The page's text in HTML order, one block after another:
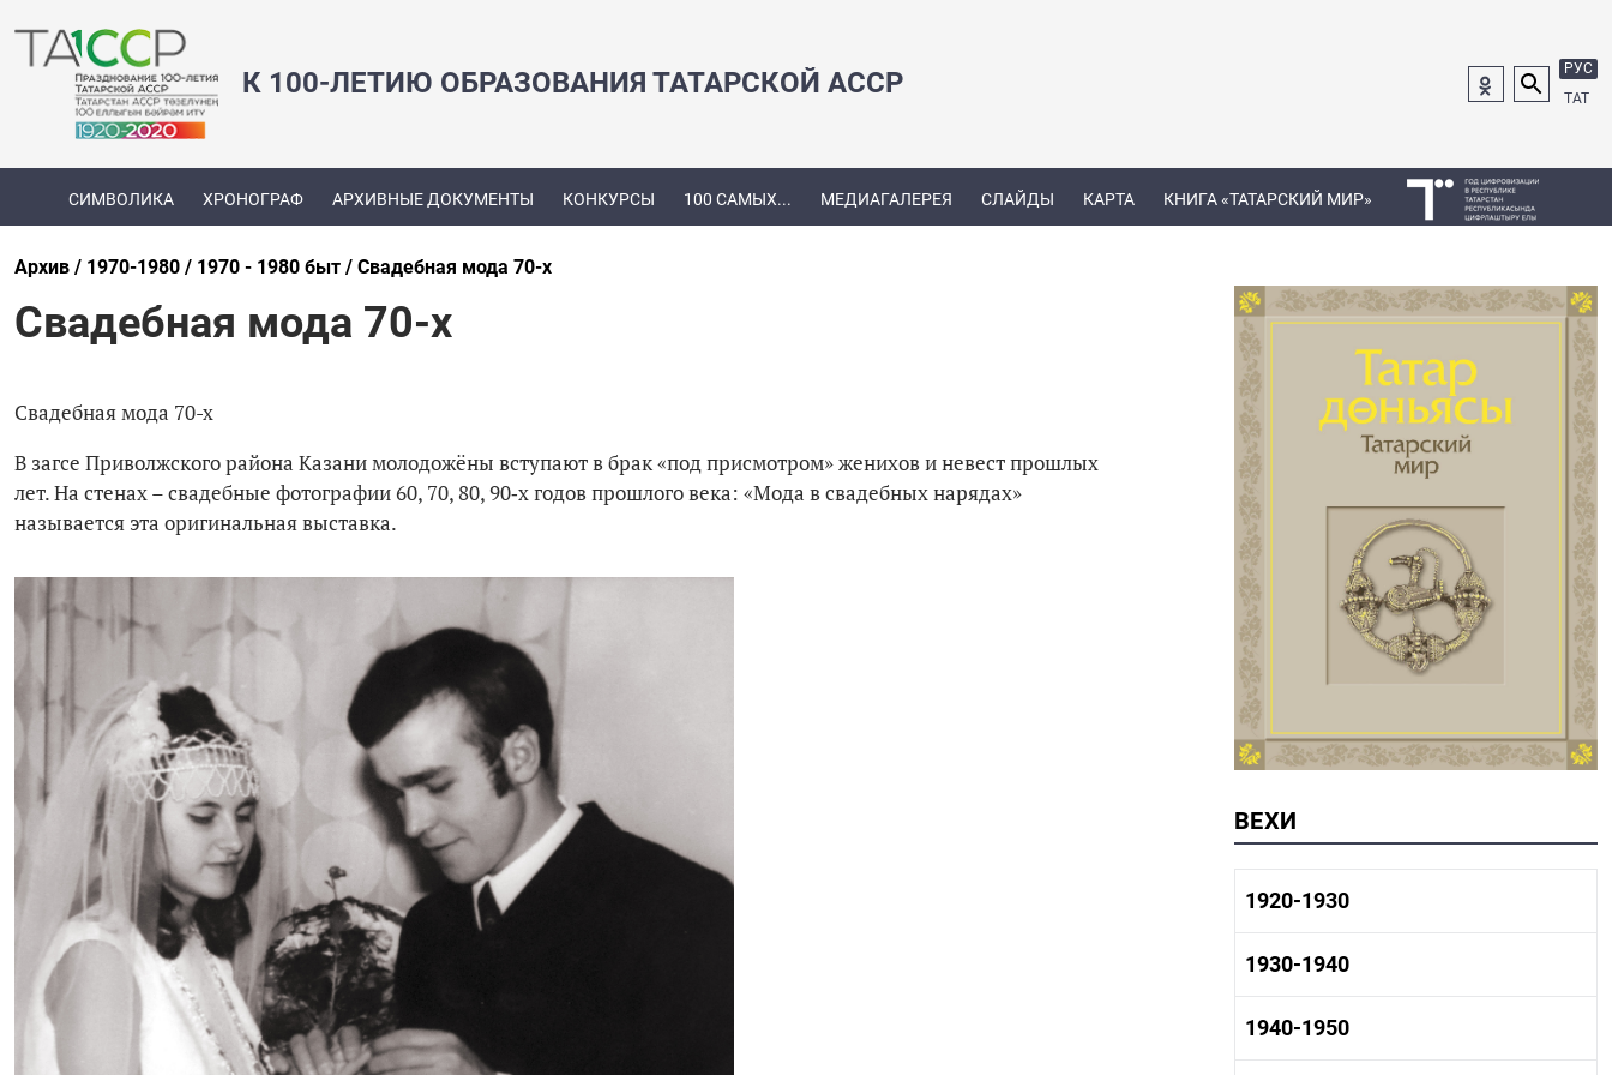
К 100-ЛЕТИЮ ОБРАЗОВАНИЯ ТАТАРСКОЙ АССР
РУС
ТАТ
СИМВОЛИКА ХРОНОГРАФ АРХИВНЫЕ ДОКУМЕНТЫ КОНКУРСЫ 100 САМЫХ... МЕДИАГАЛЕРЕЯ СЛАЙДЫ КАРТА КНИГА «ТАТАРСКИЙ МИР»
Архив 1970-1980 1970 - 1980 быт Свадебная мода 70-х
Свадебная мода 70-х
Свадебная мода 70-х
В загсе Приволжского района Казани молодожёны вступают в брак «под присмотром» женихов и невест прошлых
лет. На стенах – свадебные фотографии 60, 70, 80, 90‑х годов прошлого века: «Мода в свадебных нарядах»
называется эта оригинальная выставка.
ВЕХИ
1920-1930
1920-1930 история
1920-1930 культура
1930-1940
1930-1940 история
1930-1940 культура
1940-1950